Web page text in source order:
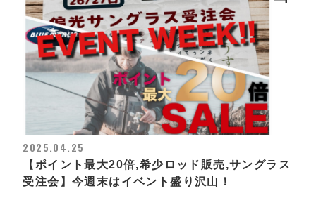
2025.04.25
【ポイント最大20倍,希少ロッド販売,サングラス
受注会】今週末はイベント盛り沢山！